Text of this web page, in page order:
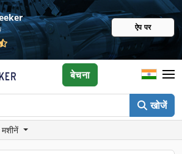
ऐप पर
खोजें
बेचना